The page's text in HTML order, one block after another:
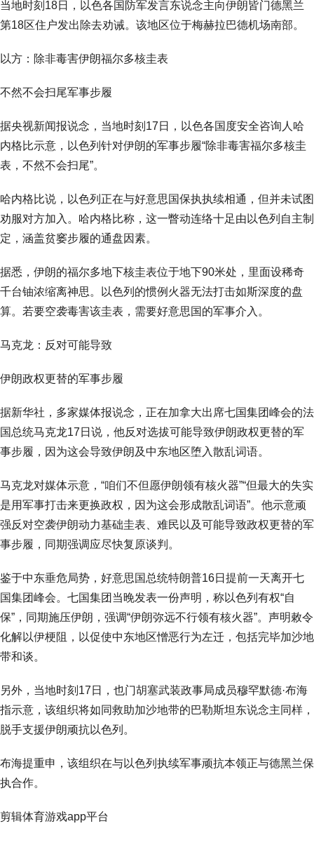
当地时刻18日，以色各国防军发言东说念主向伊朗皆门德黑兰
第18区住户发出除去劝诫。该地区位于梅赫拉巴德机场南部。
以方：除非毒害伊朗福尔多核圭表
不然不会扫尾军事步履
据央视新闻报说念，当地时刻17日，以色各国度安全咨询人哈
内格比示意，以色列针对伊朗的军事步履“除非毒害福尔多核圭
表，不然不会扫尾”。
哈内格比说，以色列正在与好意思国保执执续相通，但并未试图
劝服对方加入。哈内格比称，这一瞥动连络十足由以色列自主制
定，涵盖贫窭步履的通盘因素。
据悉，伊朗的福尔多地下核圭表位于地下90米处，里面设稀奇
千台铀浓缩离神思。以色列的惯例火器无法打击如斯深度的盘
算。若要空袭毒害该圭表，需要好意思国的军事介入。
马克龙：反对可能导致
伊朗政权更替的军事步履
据新华社，多家媒体报说念，正在加拿大出席七国集团峰会的法
国总统马克龙17日说，他反对选拔可能导致伊朗政权更替的军
事步履，因为这会导致伊朗及中东地区堕入散乱词语。
马克龙对媒体示意，“咱们不但愿伊朗领有核火器”“但最大的失实
是用军事打击来更换政权，因为这会形成散乱词语”。他示意顽
强反对空袭伊朗动力基础圭表、难民以及可能导致政权更替的军
事步履，同期强调应尽快复原谈判。
鉴于中东垂危局势，好意思国总统特朗普16日提前一天离开七
国集团峰会。七国集团当晚发表一份声明，称以色列有权“自
保”，同期施压伊朗，强调“伊朗弥远不行领有核火器”。声明敕令
化解以伊梗阻，以促使中东地区憎恶行为左迁，包括完毕加沙地
带和谈。
另外，当地时刻17日，也门胡塞武装政事局成员穆罕默德·布海
指示意，该组织将如同救助加沙地带的巴勒斯坦东说念主同样，
脱手支援伊朗顽抗以色列。
布海提重申，该组织在与以色列执续军事顽抗本领正与德黑兰保
执合作。
剪辑体育游戏app平台